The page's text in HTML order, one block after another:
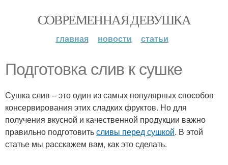
СОВРЕМЕННАЯ ДЕВУШКА
главная новости статьи
Подготовка слив к сушке
Сушка слив – это один из самых популярных способов
консервирования этих сладких фруктов. Но для
получения вкусной и качественной продукции важно
правильно подготовитьсливы перед сушкой. В этой
статье мы расскажем вам, как это сделать.